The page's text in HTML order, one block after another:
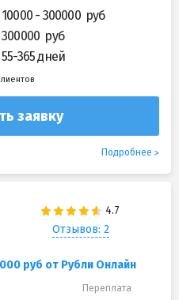
10000 - 300000
300000
55-365 дней
заявку
Подробнее
Отзывов: 2
руб от Рубли Онлайн
Переплата